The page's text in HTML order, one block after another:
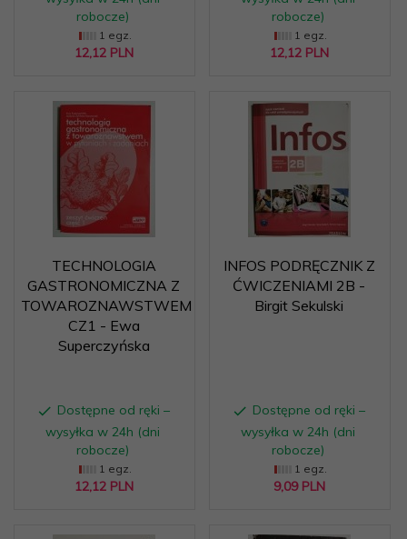
robocze)
1 egz.
12,12 PLN
robocze)
1 egz.
12,12 PLN
TECHNOLOGIA
GASTRONOMICZNA Z
TOWAROZNAWSTWEM
CZ1 - Ewa
Superczyńska
Dostępne od ręki –
wysyłka w 24h (dni
robocze)
1 egz.
12,12 PLN
INFOS PODRĘCZNIK Z
ĆWICZENIAMI 2B -
Birgit Sekulski
Dostępne od ręki –
wysyłka w 24h (dni
robocze)
1 egz.
9,09 PLN